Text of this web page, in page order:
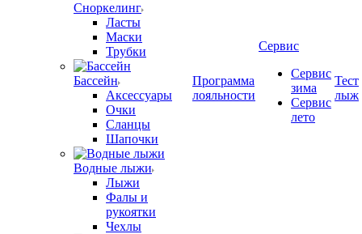
Сноркелинг
Ласты
Маски
Трубки
Бассейн
Аксессуары
Очки
Сланцы
Шапочки
Водные лыжи
Лыжи
Фалы и
рукоятки
Чехлы
Программа
лояльности
Сервис
Сервис
зима
Сервис
лето
Тест
лыж